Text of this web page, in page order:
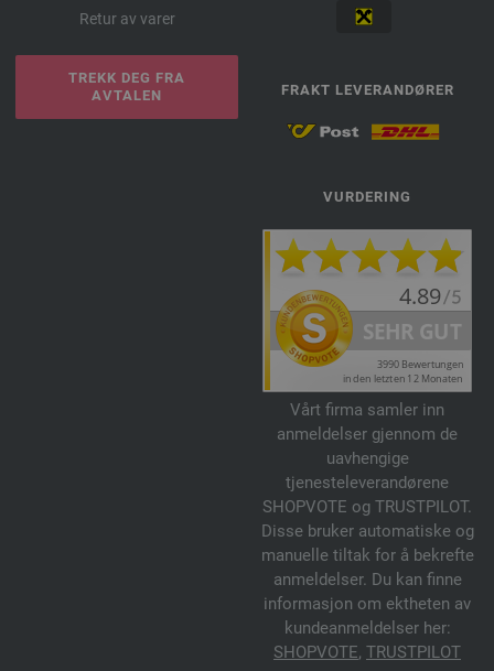
Retur av varer
TREKK DEG FRA
AVTALEN
FRAKT LEVERANDØRER
VURDERING
Vårt firma samler inn
anmeldelser gjennom de
uavhengige
tjenesteleverandørene
SHOPVOTE og TRUSTPILOT.
Disse bruker automatiske og
manuelle tiltak for å bekrefte
anmeldelser. Du kan finne
informasjon om ektheten av
kundeanmeldelser her:
SHOPVOTE, TRUSTPILOT